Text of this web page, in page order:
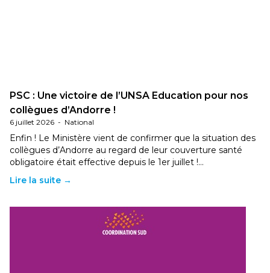
PSC : Une victoire de l’UNSA Education pour nos
collègues d’Andorre !
6 juillet 2026 - National
Enfin ! Le Ministère vient de confirmer que la situation des
collègues d’Andorre au regard de leur couverture santé
obligatoire était effective depuis le 1er juillet !…
Lire la suite →